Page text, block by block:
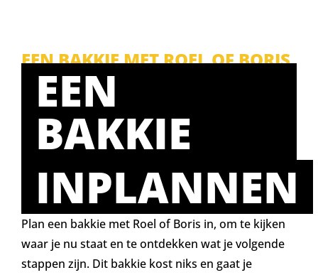
EEN BAKKIE MET ROEL OF BORIS
EEN
BAKKIE
INPLANNEN
Plan een bakkie met Roel of Boris in, om te kijken
waar je nu staat en te ontdekken wat je volgende
stappen zijn. Dit bakkie kost niks en gaat je